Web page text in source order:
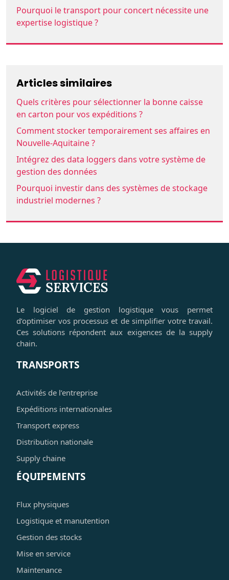
Pourquoi le transport pour concert nécessite une
expertise logistique ?
Articles similaires
Quels critères pour sélectionner la bonne caisse
en carton pour vos expéditions ?
Comment stocker temporairement ses affaires en
Nouvelle-Aquitaine ?
Intégrez des data loggers dans votre système de
gestion des données
Pourquoi investir dans des systèmes de stockage
industriel modernes ?
Le logiciel de gestion logistique vous permet
d’optimiser vos processus et de simplifier votre travail.
Ces solutions répondent aux exigences de la supply
chain.
TRANSPORTS
Activités de l’entreprise
Expéditions internationales
Transport express
Distribution nationale
Supply chaine
ÉQUIPEMENTS
Flux physiques
Logistique et manutention
Gestion des stocks
Mise en service
Maintenance